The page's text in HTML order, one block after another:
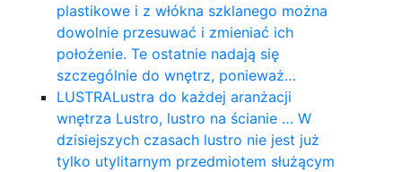
plastikowe i z włókna szklanego można
dowolnie przesuwać i zmieniać ich
położenie. Te ostatnie nadają się
szczególnie do wnętrz, ponieważ…
LUSTRALustra do każdej aranżacji
wnętrza Lustro, lustro na ścianie … W
dzisiejszych czasach lustro nie jest już
tylko utylitarnym przedmiotem służącym